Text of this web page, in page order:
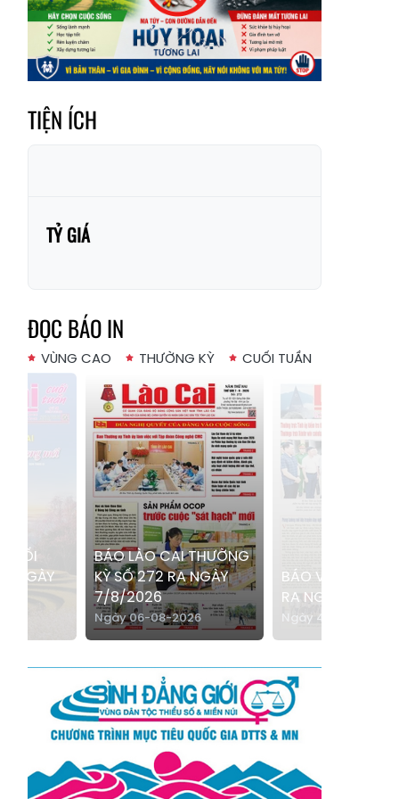
Hum
Xã Dền Sáng
Xã Y Tý
Xã A Mú Sung
Xã Bản Xèo
Xã Chiềng Ken
Xã Xuân Hòa
Xã Bảo Hà
Xã Mường Bo
Xã Bản Hồ
Xã Tả Van
Xã Tả Phìn
Xã Cốc Lầu
Xã Bảo Nhai
Xã Bản Liền
Xã Bắc Hà
Xã Tả Củ Tỷ
Xã Lùng Phình
Xã Pha Long
Xã Mường
Khương
Xã Bản Lầu
Xã Cao Sơn
Xã Si Ma Cai
Xã Sín Chéng
Xã Nậm Xé
Xã Ngũ Chỉ
Sơn
Xã Chế Tạo
Xã Lao Chải
Xã Nậm Có
Xã Tà Xi Láng
Xã Cát Thịnh
TIỆN ÍCH
TỶ GIÁ
ĐỌC BÁO IN
VÙNG CAO THƯỜNG KỲ CUỐI TUẦN
NGÀY
BÁO LÀO CAI THƯỜNG
KỲ SỐ 272 RA NGÀY
7/8/2026
Ngày 06-08-2026
BÁO VÙNG CAO
RA NGÀY 9/8/
Ngày 45 phút trước